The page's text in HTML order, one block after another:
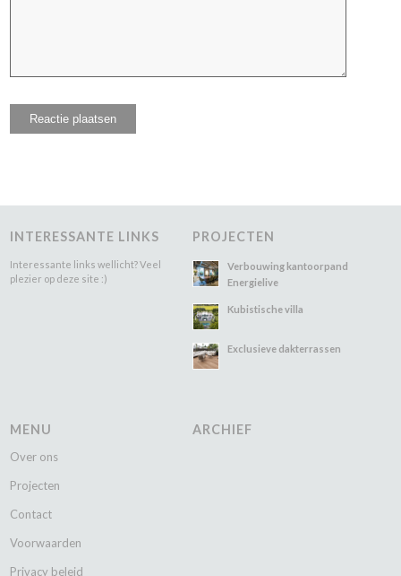
INTERESSANTE LINKS
Interessante links wellicht? Veel
plezier op deze site :)
PROJECTEN
Verbouwing kantoorpand
Energielive
Kubistische villa
Exclusieve dakterrassen
MENU
Over ons
Projecten
Contact
Voorwaarden
Privacy beleid
ARCHIEF